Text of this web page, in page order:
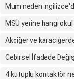
Mum neden
MSÜ yerine hangi okul
Akciğer ve
Cebirsel İfadede
4 kutuplu kontaktör